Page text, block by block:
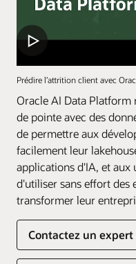
Prédire l’attrition client avec
Oracle AI Data Platform
de pointe avec des
de permettre aux
facilement leur
applications d'IA, et aux
d'utiliser sans effort des
transformer leur
Contactez un